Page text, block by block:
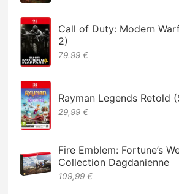
Call of Duty: Modern
2)
79.99 €
Rayman Legends Retold
29,99 €
Fire Emblem: Fortune’s
Collection Dagdanienne
109,99 €